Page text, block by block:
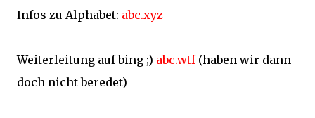
Infos zu Alphabet: abc.xyz
Weiterleitung auf bing ;) abc.wtf(haben wir dann
doch nicht beredet)